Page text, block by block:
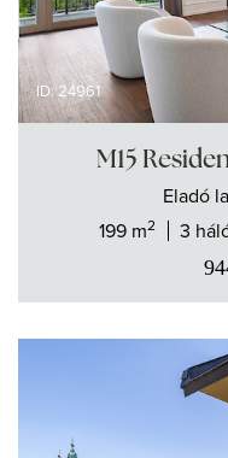
ID: 24961
M15
Eladó
199 m2 3